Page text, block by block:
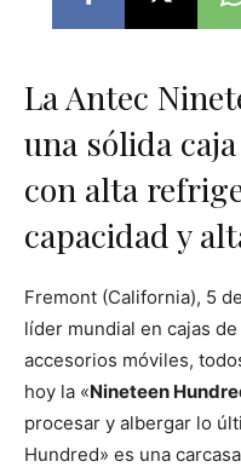
La Antec
una sólida
con alta
capacidad y
Fremont (California), 5
líder mundial en cajas
accesorios móviles,
hoy la «Nineteen
procesar y albergar lo
Hundred» es una